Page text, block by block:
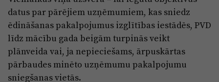
Pārredzamības paziņojumi
Sludinājumi
datus par pārējiem uzņēmumiem, kas sniedz
ēdināšanas pakalpojumus izglītības iestādēs, PVD
līdz mācību gada beigām turpinās veikt
plānveida vai, ja nepieciešams, ārpuskārtas
pārbaudes minēto uzņēmumu pakalpojumu
sniegšanas vietās.